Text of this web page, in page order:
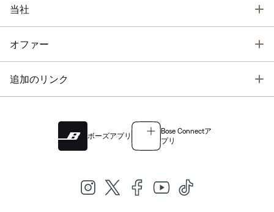
当社
オファー
追加のリンク
ボーズアプリ
Bose Connectア
プリ